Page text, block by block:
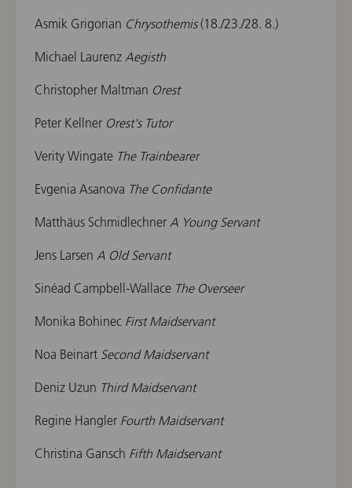
Asmik Grigorian Chrysothemis(18./23./28. 8.)
Michael Laurenz Aegisth
Christopher Maltman Orest
Peter Kellner Orest's Tutor
Verity Wingate The Trainbearer
Evgenia Asanova The Confidante
Matthäus Schmidlechner A Young Servant
Jens Larsen A Old Servant
Sinéad Campbell-Wallace The Overseer
Monika Bohinec First Maidservant
Noa Beinart Second Maidservant
Deniz Uzun Third Maidservant
Regine Hangler Fourth Maidservant
Christina Gansch Fifth Maidservant